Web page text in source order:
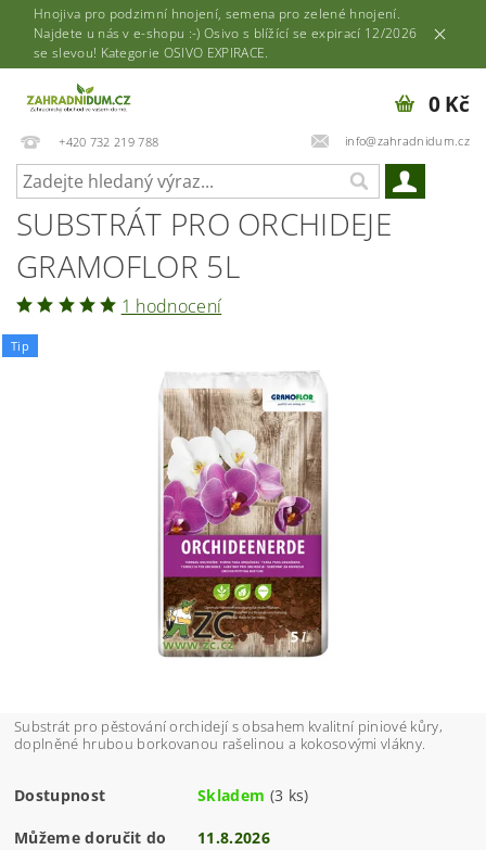
Hnojiva pro podzimní hnojení, semena pro zelené hnojení.
Najdete u nás v e-shopu :-) Osivo s blížící se expirací 12/2026
se slevou! Kategorie OSIVO EXPIRACE.
+420 732 219 788 info@zahradnidum.cz
0 Kč
SUBSTRÁT PRO ORCHIDEJE
GRAMOFLOR 5L
1 hodnocení
Tip
Substrát pro pěstování orchidejí s obsahem kvalitní piniové kůry,
doplněné hrubou borkovanou rašelinou a kokosovými vlákny.
Dostupnost Skladem (3 ks)
Můžeme doručit do 11.8.2026